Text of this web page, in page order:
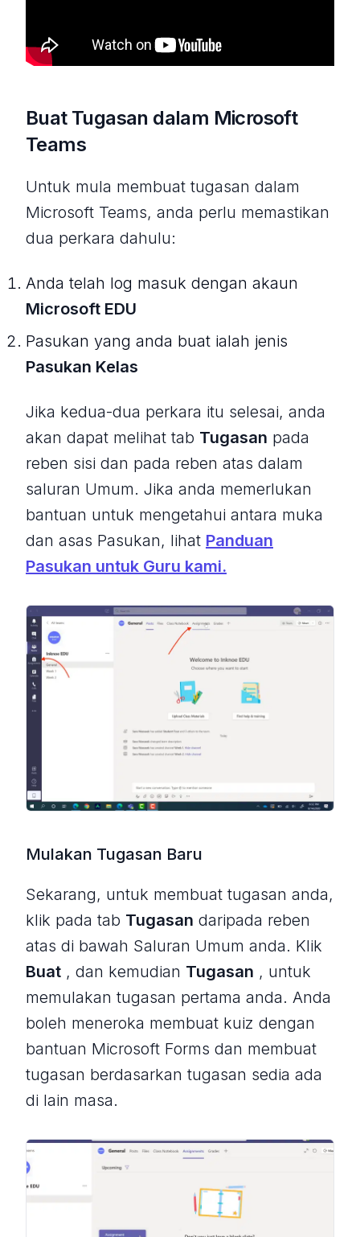
Buat Tugasan dalam Microsoft
Teams
Untuk mula membuat tugasan dalam
Microsoft Teams, anda perlu memastikan
dua perkara dahulu:
Anda telah log masuk dengan akaun
Microsoft EDU
Pasukan yang anda buat ialah jenis
Pasukan Kelas
Jika kedua-dua perkara itu selesai, anda
akan dapat melihat tab Tugasan pada
reben sisi dan pada reben atas dalam
saluran Umum. Jika anda memerlukan
bantuan untuk mengetahui antara muka
dan asas Pasukan, lihat Panduan
Pasukan untuk Guru kami.
Mulakan Tugasan Baru
Sekarang, untuk membuat tugasan anda,
klik pada tab Tugasan daripada reben
atas di bawah Saluran Umum anda. Klik
Buat , dan kemudian Tugasan , untuk
memulakan tugasan pertama anda. Anda
boleh meneroka membuat kuiz dengan
bantuan Microsoft Forms dan membuat
tugasan berdasarkan tugasan sedia ada
di lain masa.